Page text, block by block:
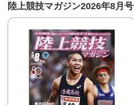
陸上競技マガジン2026年8月号